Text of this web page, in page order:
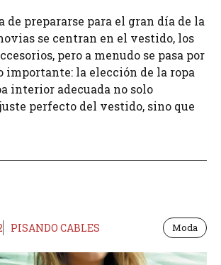
de prepararse para el gran día de la
se centran en el vestido, los
pero a menudo se pasa por
importante: la elección de la ropa
interior adecuada no solo
perfecto del vestido, sino que
PISANDO CABLES Moda